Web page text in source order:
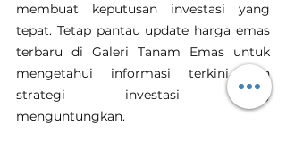
membuat keputusan investasi yang
tepat. Tetap pantau update harga emas
terbaru di Galeri Tanam Emas untuk
mengetahui informasi terkini dan
strategi investasi yang
menguntungkan.